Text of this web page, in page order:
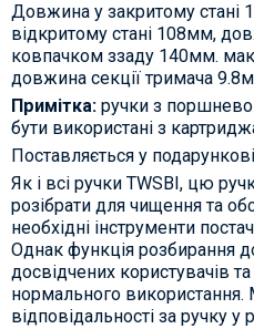
Довжина у закритому стані
відкритому стані 108мм,
ковпачком ззаду 140мм.
довжина секції тримача
Примітка:ручки з
бути використані з
Поставляється у
Як і всі ручки TWSBI, цю
розібрати для чищення та
необхідні інструменти
Однак функція розбирання
досвідчених користувачів
нормального використання.
відповідальності за ручку у